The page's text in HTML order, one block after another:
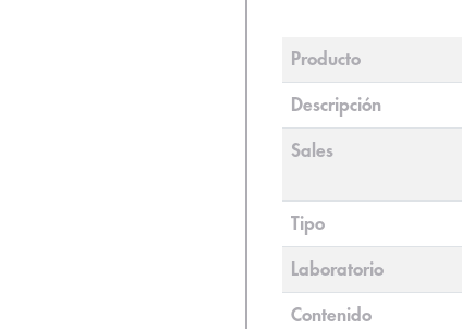
Producto
Descripción
Sales
Tipo
Laboratorio
Contenido